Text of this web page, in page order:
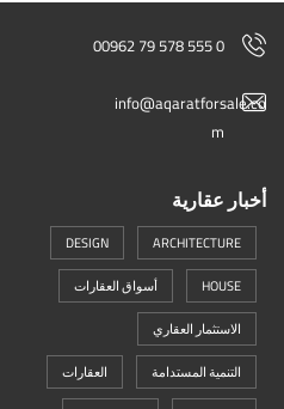
00962 79 578 555 0
info@aqaratforsale.co
m
أخبار عقارية
ARCHITECTURE
DESIGN
HOUSE
أسواق العقارات
الاستثمار العقاري
التنمية المستدامة
العقارات